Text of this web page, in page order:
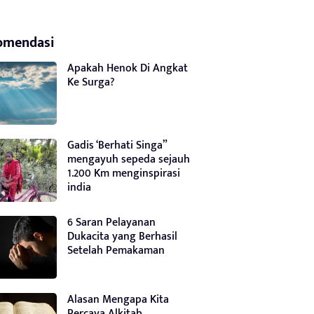
Apakah Henok Di Angkat
Ke Surga?
Gadis ‘Berhati Singa”
mengayuh sepeda sejauh
1.200 Km menginspirasi
india
6 Saran Pelayanan
Dukacita yang Berhasil
Setelah Pemakaman
Alasan Mengapa Kita